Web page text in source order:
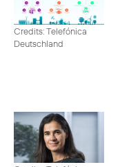
Credits: Telefónica
Deutschland